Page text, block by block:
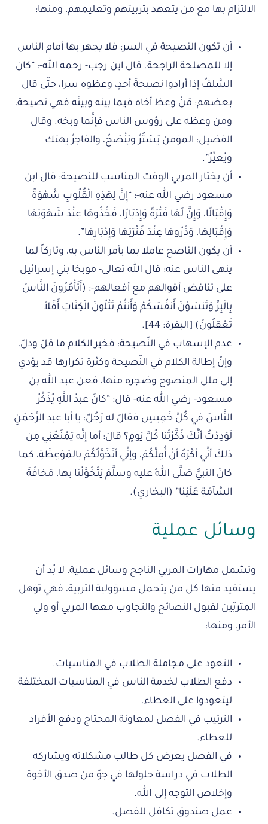
الالتزام بها مع من يتعهد بتربيتهم وتعليمهم، ومنها:
أن تكون النصيحة في السر: فلا يجهر بها أمام الناس
إلا للمصلحة الراجحة. قال ابن رجب- رحمه الله-: “كان
السَّلفُ إذا أرادوا نصيحةَ أحدٍ، وعظوه سرا، حتّى قال
بعضهم: مَنْ وعظ أخاه فيما بينه وبينَه فهي نصيحة،
ومن وعظه على رؤوس الناس فإنَّما وبخه. وقال
الفضيل: المؤمن يَسْتُرُ ويَنْصَحُ، والفاجرُ يهتك
ويُعيِّرُ”.
أن يختار المربي الوقت المناسب للنصيحة: قال ابن
مسعود رضي الله عنه-: “إِنَّ لِهَذِهِ الْقُلُوبِ شَهْوَةً
وَإِقْبَالًا، وَإِنَّ لَهَا فَتْرَةً وَإِدْبَارًا، فَخُذُوهَا عِنْدَ شَهْوَتِهَا
وَإِقْبَالِهَا، وَذَرُوهَا عِنْدَ فَتْرَتِهَا وَإِدْبَارِهَا”.
أن يكون الناصح عاملا بما يأمر الناس به، وتاركاً لما
ينهى الناس عنه: قال الله تعالى- موبخا بني إسرائيل
على تناقض أقوالهم مع أفعالهم-: (أَتَأْمُرُونَ النَّاسَ
بِالْبِرِّ وَتَنسَوْنَ أَنفُسَكُمْ وَأَنتُمْ تَتْلُونَ الْكِتَابَ أَفَلاَ
تَعْقِلُونَ) [البقرة: 44].
عدم الإسهاب في النّصيحة: فخير الكلام ما قلّ ودلّ،
وإنّ إطالة الكلام في النّصيحة وكثرة تكرارها قد يؤدي
إلى ملل المنصوح وضجره منها، فعن عبد الله بن
مسعود- رضي الله عنه- قال: “كانَ عبدُ اللَّهِ يُذَكِّرُ
النَّاسَ في كُلِّ خَمِيسٍ فقالَ له رَجُلٌ: يا أبا عبدِ الرَّحْمَنِ
لَوَدِدْتُ أنَّكَ ذَكَّرْتَنا كُلَّ يَومٍ؟ قالَ: أما إنَّه يَمْنَعُنِي مِن
ذلكَ أنِّي أكْرَهُ أنْ أُمِلَّكُمْ، وإنِّي أتَخَوَّلُكُمْ بالمَوْعِظَةِ، كما
كانَ النبيُّ صَلَّى اللهُ عليه وسلَّمَ يَتَخَوَّلُنا بها، مَخافَةَ
السَّآمَةِ عَلَيْنا” (البخاري).
وسائل عملية
وتشمل مهارات المربي الناجح وسائل عملية، لا بُد أن
يستفيد منها كل من يتحمل مسؤولية التربية، فهي تؤهل
المتربّين لقبول النصائح والتجاوب معها المربي أو ولي
الأمر، ومنها:
التعود على مجاملة الطلاب في المناسبات.
دفع الطلاب لخدمة الناس في المناسبات المختلفة
ليتعودوا على العطاء.
الترتيب في الفصل لمعاونة المحتاج ودفع الأفراد
للعطاء.
في الفصل يعرض كل طالب مشكلاته ويشاركه
الطلاب في دراسة حلولها في جوّ من صدق الأخوة
وإخلاص التوجه إلى الله.
عمل صندوق تكافل للفصل.